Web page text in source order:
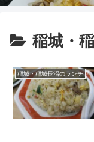
稲城・
稲城・稲城長沼のランチ